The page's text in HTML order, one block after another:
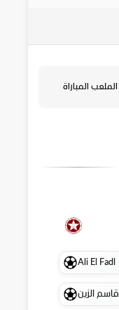
الملعب المباراة
Ali El Fadl
قاسم الزين